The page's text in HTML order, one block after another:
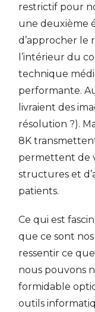
restrictif pour
une deuxième
d’approcher le
l’intérieur du
technique
performante.
livraient des
résolution ?).
8K
permettent de
structures et
patients.
Ce qui est
que ce sont
ressentir ce
nous pouvons
formidable
outils